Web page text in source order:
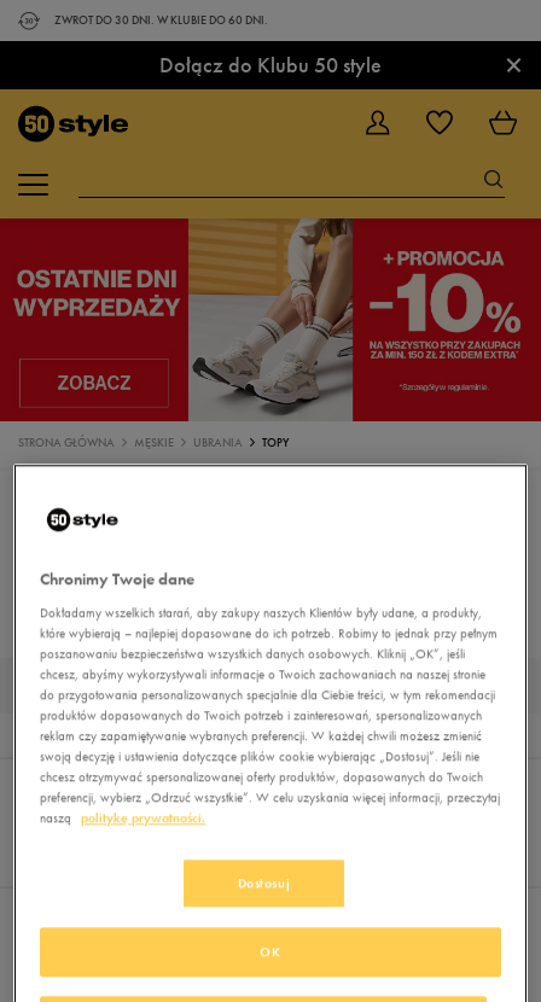
ZWROT DO 30 DNI. W KLUBIE DO 60 DNI.
Dołącz do Klubu 50 style ×
STRONA GŁÓWNA MĘSKIE UBRANIA TOPY
KOSZULKI
SPODNIE KOMPLETY DRESOWE
KURTKI PRZEJŚCIOWE KURTKI ZIMOWE MUST HAVE
KOSZULKI NA RAMIĄCZKACH MĘSKIE
0
Wyników
Sortuj:
REKOMENDOWANE
FILTRUJ
Pokaż
z 0
Chronimy Twoje dane
Dokładamy wszelkich starań, aby zakupy naszych Klientów były udane, a produkty,
które wybierają – najlepiej dopasowane do ich potrzeb. Robimy to jednak przy pełnym
poszanowaniu bezpieczeństwa wszystkich danych osobowych. Kliknij „OK”, jeśli
chcesz, abyśmy wykorzystywali informacje o Twoich zachowaniach na naszej stronie
do przygotowania personalizowanych specjalnie dla Ciebie treści, w tym rekomendacji
produktów dopasowanych do Twoich potrzeb i zainteresowań, spersonalizowanych
reklam czy zapamiętywanie wybranych preferencji. W każdej chwili możesz zmienić
swoją decyzję i ustawienia dotyczące plików cookie wybierając „Dostosuj”. Jeśli nie
chcesz otrzymywać spersonalizowanej oferty produktów, dopasowanych do Twoich
preferencji, wybierz „Odrzuć wszystkie”. W celu uzyskania więcej informacji, przeczytaj
naszą
politykę prywatności.
Dostosuj
OK